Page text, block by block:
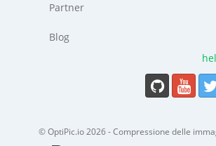
Partner
Blog
© OptiPic.io 2026 - Compressione delle